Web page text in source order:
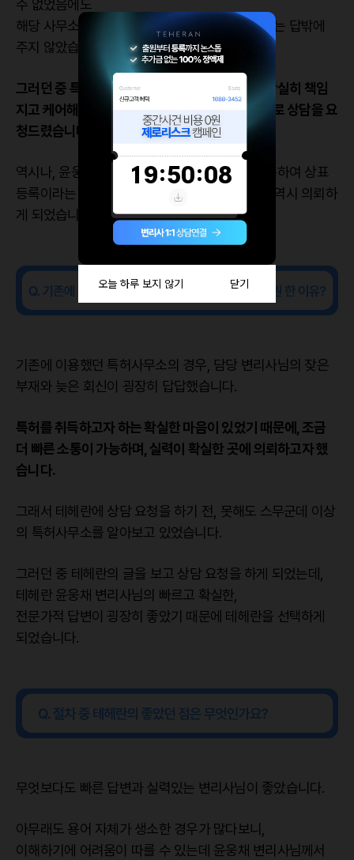
수 없었음에도
해당 사무소에서는 다른 브랜드로 바꾸어야 한다는 답밖에
주지 않았습니다.
그러던 중 특허 출원 때부터 중간대응, 등록까지 확실히 책임
지고 케어해주신 윤웅채 변리사님이 떠올랐고, 바로 상담을 요
청드렸습니다.
역시나, 윤웅채 변리사님께서는 중간 사건을 극복하여 상표
등록이라는 결과를 만들어주셨고, 해외상표출원 역시 의뢰하
게 되었습니다.
기존에 이용했던 특허사무소의 경우, 담당 변리사님의 잦은
부재와 늦은 회신이 굉장히 답답했습니다.
특허를 취득하고자 하는 확실한 마음이 있었기 때문에, 조금
더 빠른 소통이 가능하며, 실력이 확실한 곳에 의뢰하고자 했
습니다.
그래서 테헤란에 상담 요청을 하기 전, 못해도 스무군데 이상
의 특허사무소를 알아보고 있었습니다.
그러던 중 테헤란의 글을 보고 상담 요청을 하게 되었는데,
테헤란 윤웅채 변리사님의 빠르고 확실한,
전문가적 답변이 굉장히 좋았기 때문에 테헤란을 선택하게
되었습니다.
무엇보다도 빠른 답변과 실력있는 변리사님이 좋았습니다.
아무래도 용어 자체가 생소한 경우가 많다보니,
이해하기에 어려움이 따를 수 있는데 윤웅채 변리사님께서